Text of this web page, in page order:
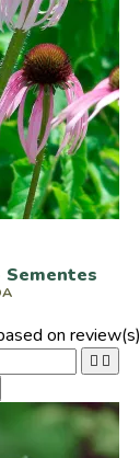
Sementes
on review(s)
 